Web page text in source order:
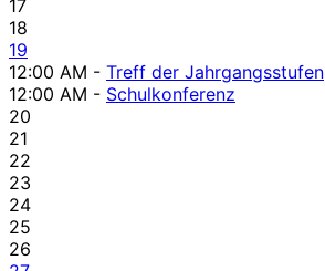
17
18
19
12:00 AM - Treff der Jahrgangsstufen
12:00 AM - Schulkonferenz
20
21
22
23
24
25
26